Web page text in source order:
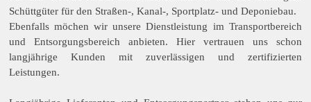
Schüttgüter für den Straßen-, Kanal-, Sportplatz- und Deponiebau.
Ebenfalls möchen wir unsere Dienstleistung im Transportbereich
und Entsorgungsbereich anbieten. Hier vertrauen uns schon
langjährige Kunden mit zuverlässigen und zertifizierten
Leistungen.